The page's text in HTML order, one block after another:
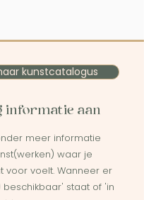
kunstcatalogus
informatie aan
meer informatie
waar je
voor voelt. Wanneer er
beschikbaar' staat of 'in